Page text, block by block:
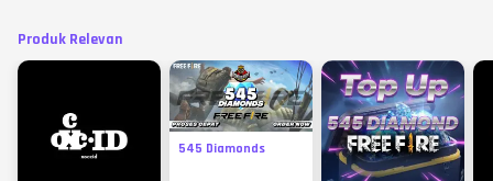
Produk Relevan
545 Diamonds